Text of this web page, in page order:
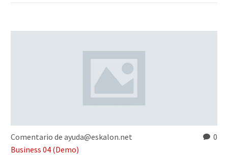
0
Comentario de ayuda@eskalon.net
Business 04 (Demo)